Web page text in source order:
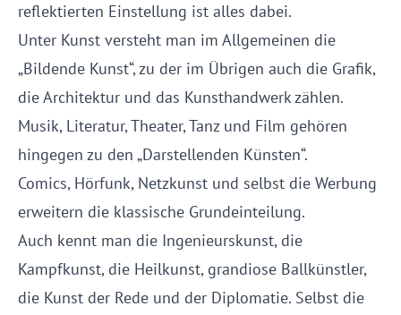
reflektierten Einstellung ist alles dabei.
Unter Kunst versteht man im Allgemeinen die
„Bildende Kunst“, zu der im Übrigen auch die Grafik,
die Architektur und das Kunsthandwerk zählen.
Musik, Literatur, Theater, Tanz und Film gehören
hingegen zu den „Darstellenden Künsten“.
Comics, Hörfunk, Netzkunst und selbst die Werbung
erweitern die klassische Grundeinteilung.
Auch kennt man die Ingenieurskunst, die
Kampfkunst, die Heilkunst, grandiose Ballkünstler,
die Kunst der Rede und der Diplomatie. Selbst die